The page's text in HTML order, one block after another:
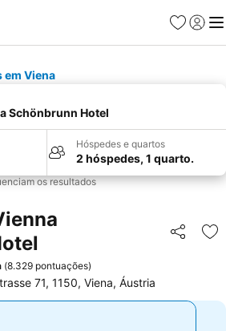
Favoritos
Iniciar
em Viena
Schönbrunn Hotel
Hóspedes e quartos
2 hóspedes, 1 quarto.
os resultados
Partilhar
(8.329 pontuações)
71, 1150, Viena, Áustria